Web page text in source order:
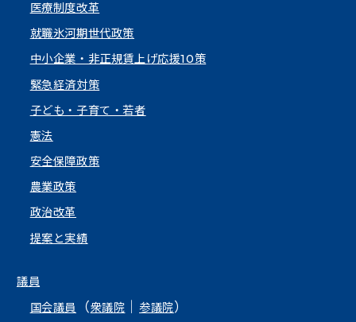
医療制度改革
就職氷河期世代政策
中小企業・非正規賃上げ応援10策
緊急経済対策
子ども・子育て・若者
憲法
安全保障政策
農業政策
政治改革
提案と実績
議員
国会議員
（衆議院 ｜参議院）